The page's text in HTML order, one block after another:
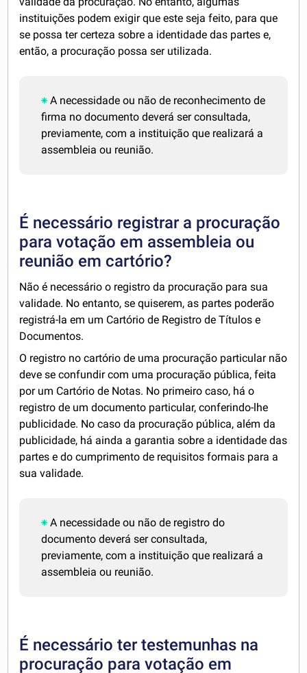
instituições podem exigir que este seja feito, para que
se possa ter certeza sobre a identidade das partes e,
então, a procuração possa ser utilizada.
A necessidade ou não de reconhecimento de
firma no documento deverá ser consultada,
previamente, com a instituição que realizará a
assembleia ou reunião.
É necessário registrar a procuração
para votação em assembleia ou
reunião em cartório?
Não é necessário o registro da procuração para sua
validade. No entanto, se quiserem, as partes poderão
registrá-la em um Cartório de Registro de Títulos e
Documentos.
O registro no cartório de uma procuração particular não
deve se confundir com uma procuração pública, feita
por um Cartório de Notas. No primeiro caso, há o
registro de um documento particular, conferindo-lhe
publicidade. No caso da procuração pública, além da
publicidade, há ainda a garantia sobre a identidade das
partes e do cumprimento de requisitos formais para a
sua validade.
A necessidade ou não de registro do
documento deverá ser consultada,
previamente, com a instituição que realizará a
assembleia ou reunião.
É necessário ter testemunhas na
procuração para votação em